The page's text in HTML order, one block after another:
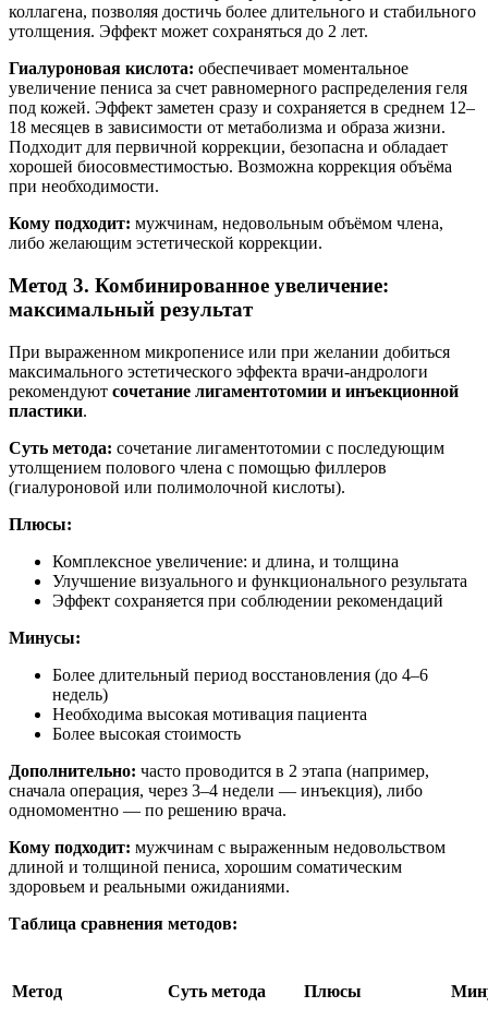
коллагена, позволяя достичь более длительного и стабильного
утолщения. Эффект может сохраняться до 2 лет.
Гиалуроновая кислота: обеспечивает моментальное
увеличение пениса за счет равномерного распределения геля
под кожей. Эффект заметен сразу и сохраняется в среднем 12–
18 месяцев в зависимости от метаболизма и образа жизни.
Подходит для первичной коррекции, безопасна и обладает
хорошей биосовместимостью. Возможна коррекция объёма
при необходимости.
Кому подходит: мужчинам, недовольным объёмом члена,
либо желающим эстетической коррекции.
Метод 3. Комбинированное увеличение:
максимальный результат
При выраженном микропенисе или при желании добиться
максимального эстетического эффекта врачи-андрологи
рекомендуют сочетание лигаментотомии и инъекционной
пластики.
Суть метода: сочетание лигаментотомии с последующим
утолщением полового члена с помощью филлеров
(гиалуроновой или полимолочной кислоты).
Плюсы:
Комплексное увеличение: и длина, и толщина
Улучшение визуального и функционального результата
Эффект сохраняется при соблюдении рекомендаций
Минусы:
Более длительный период восстановления (до 4–6
недель)
Необходима высокая мотивация пациента
Более высокая стоимость
Дополнительно: часто проводится в 2 этапа (например,
сначала операция, через 3–4 недели — инъекция), либо
одномоментно — по решению врача.
Кому подходит: мужчинам с выраженным недовольством
длиной и толщиной пениса, хорошим соматическим
здоровьем и реальными ожиданиями.
Таблица сравнения методов:
Метод Суть метода Плюсы